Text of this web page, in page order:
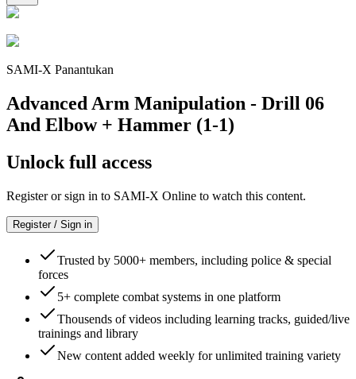
SAMI-X Panantukan
Advanced Arm Manipulation - Drill 06
And Elbow + Hammer (1-1)
Unlock full access
Register or sign in to SAMI-X Online to watch this content.
Register / Sign in
Trusted by 5000+ members, including police & special
forces
5+ complete combat systems in one platform
Thousends of videos including learning tracks, guided/live
trainings and library
New content added weekly for unlimited training variety